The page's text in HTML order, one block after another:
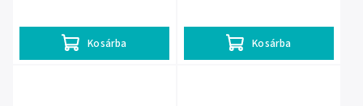
Kosárba Kosárba